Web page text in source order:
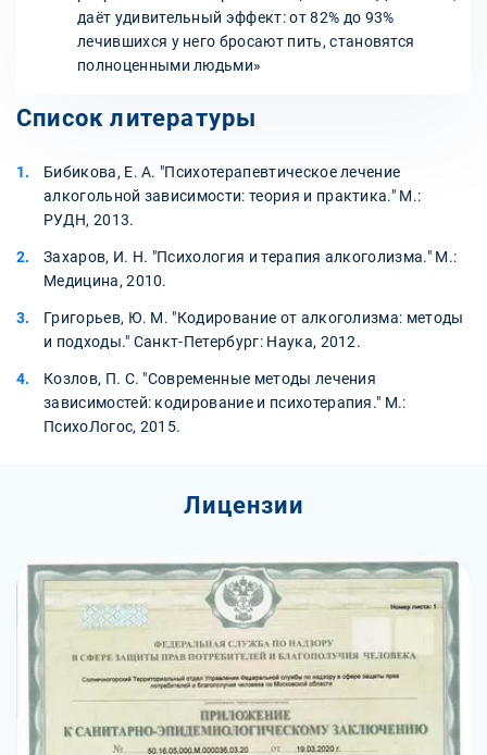
даёт удивительный эффект: от 82% до 93%
лечившихся у него бросают пить, становятся
полноценными людьми»
Список литературы
Бибикова, Е. А. "Психотерапевтическое лечение
алкогольной зависимости: теория и практика." М.:
РУДН, 2013.
Захаров, И. Н. "Психология и терапия алкоголизма." М.:
Медицина, 2010.
Григорьев, Ю. М. "Кодирование от алкоголизма: методы
и подходы." Санкт-Петербург: Наука, 2012.
Козлов, П. С. "Современные методы лечения
зависимостей: кодирование и психотерапия." М.:
ПсихоЛогос, 2015.
Лицензии